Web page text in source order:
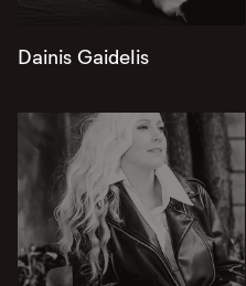
Dainis Gaidelis